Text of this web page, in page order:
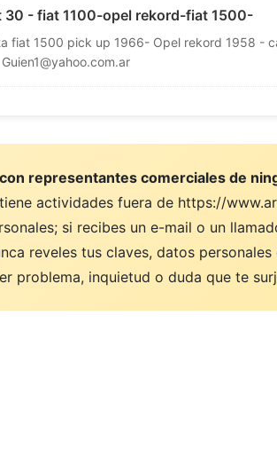
30 - fiat 1100-opel rekord-fiat 1500-
fiat 1500 pick up 1966- Opel rekord 1958 -
Guien1@yahoo.com.ar
representantes comerciales de
actividades fuera de https://
si recibes un e-mail o un
reveles tus claves, datos
problema, inquietud o duda que te